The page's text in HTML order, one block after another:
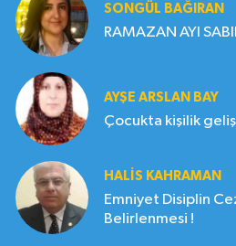
SONGÜL BAĞIRAN
RAMAZAN AYI
AYŞE ARSLAN BAY
Çocukta kişilik
HALIS KAHRAMAN
Emniyet Disiplin
Belirlenmesi !